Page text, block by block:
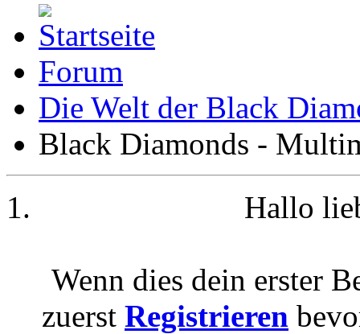
Forum
Die Welt der Black
Black Diamonds -
Hallo
Wenn dies dein erster
zuerst Registrieren